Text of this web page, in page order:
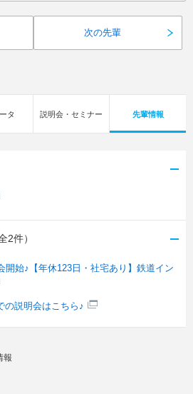
次の先輩
タ 説明会・セミナー 先輩情報
2件）
開始♪【年休123日・社宅あり】鉄道イン
の説明会はこちら♪
報